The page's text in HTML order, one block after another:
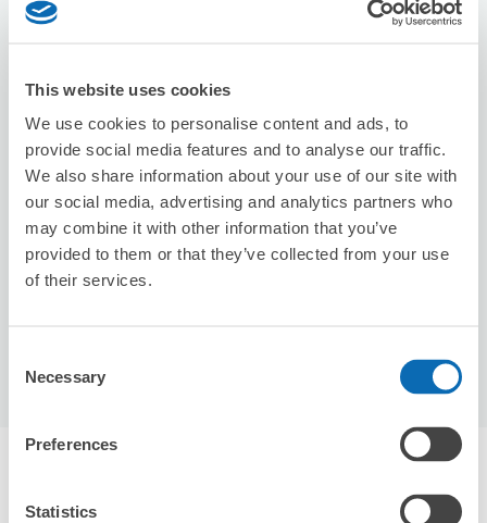
This website uses cookies
We use cookies to personalise content and ads, to
provide social media features and to analyse our traffic.
We also share information about your use of our site with
our social media, advertising and analytics partners who
may combine it with other information that you’ve
provided to them or that they’ve collected from your use
of their services.
Selection
Necessary
Preferences
Statistics
保管できる荷物数
スーツケースサイズ:3 バッグサイズ :1
空き時間
8/7金 8/8土 8/9日 8/10月 8/11火 8/12水 8/13木
天王台駅周辺のおすすめコインロッカー